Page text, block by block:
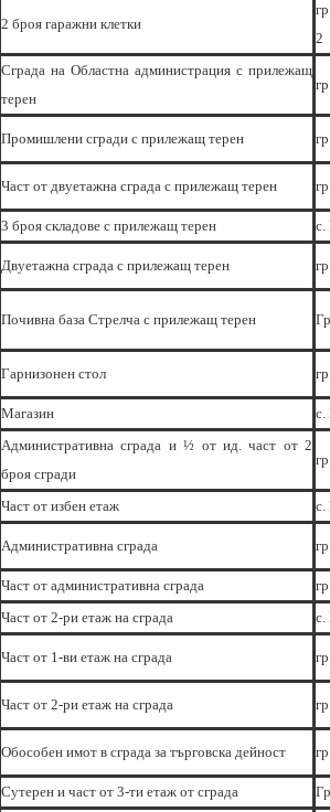
2 броя гаражни клетки
2
Сграда на Областна администрация с прилежащ
терен
Промишлени сгради с прилежащ терен
Част от двуетажна сграда с прилежащ терен
3 броя складове с прилежащ терен с.
Двуетажна сграда с прилежащ терен
Почивна база Стрелча с прилежащ терен
Гарнизонен стол
Магазин с.
Административна сграда и ½ от ид. част от 2
броя сгради
Част от избен етаж с.
Административна сграда
Част от административна сграда
Част от 2-ри етаж на сграда с.
Част от 1-ви етаж на сграда
Част от 2-ри етаж на сграда
Обособен имот в сграда за търговска дейност
Сутерен и част от 3-ти етаж от сграда